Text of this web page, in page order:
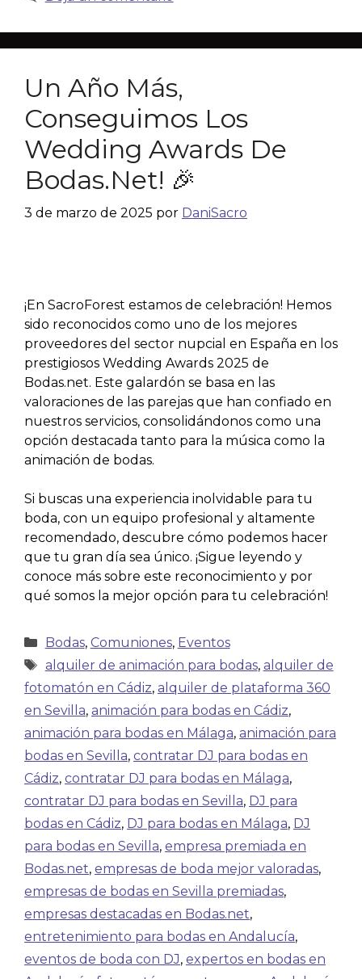
Un Año Más,
Conseguimos Los
Wedding Awards De
Bodas.net! 🎉
3 de marzo de 2025 por DaniSacro
¡En SacroForest estamos de celebración! Hemos
sido reconocidos como uno de los mejores
proveedores del sector nupcial en España en los
prestigiosos Wedding Awards 2025 de
Bodas.net. Este galardón se basa en las
valoraciones de las parejas que han confiado en
nuestros servicios, consolidándonos como una
opción destacada tanto para la música como la
animación de bodas.
Si buscas una experiencia inolvidable para tu
boda, con un equipo profesional y altamente
recomendado, descubre cómo podemos hacer
que tu gran día sea único. ¡Sigue leyendo y
conoce más sobre este reconocimiento y por
qué somos la mejor opción para tu celebración!
Bodas, Comuniones, Eventos
alquiler de animación para bodas, alquiler de
fotomatón en Cádiz, alquiler de plataforma 360
en Sevilla, animación para bodas en Cádiz,
animación para bodas en Málaga, animación para
bodas en Sevilla, contratar DJ para bodas en
Cádiz, contratar DJ para bodas en Málaga,
contratar DJ para bodas en Sevilla, DJ para
bodas en Cádiz, DJ para bodas en Málaga, DJ
para bodas en Sevilla, empresa premiada en
Bodas.net, empresas de boda mejor valoradas,
empresas de bodas en Sevilla premiadas,
empresas destacadas en Bodas.net,
entretenimiento para bodas en Andalucía,
eventos de boda con DJ, expertos en bodas en